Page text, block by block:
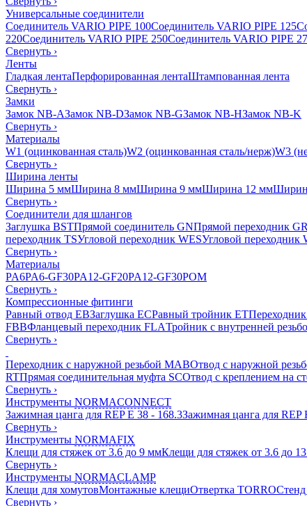
Универсальные соединители
Соединитель VARIO PIPE 100Соединитель VARIO PIPE 125
220Соединитель VARIO PIPE 250Соединитель VARIO PIPE
Свернуть ›
Ленты
Гладкая лентаПерфорированная лентаШтампованная лента
Свернуть ›
Замки
Замок NB-AЗамок NB-DЗамок NB-GЗамок NB-HЗамок NB-K
Свернуть ›
Материалы
W1 (оцинкованная сталь)W2 (оцинкованная сталь/нерж)W3
Свернуть ›
Ширина ленты
Ширина 5 ммШирина 8 ммШирина 9 ммШирина 12 мм
Свернуть ›
Соединители для шлангов
Заглушка BSTПрямой соединитель GNПрямой переходник
переходник TSУгловой переходник WESУгловой переходник
Свернуть ›
Материалы
PA6PA6-GF30PA12-GF20PA12-GF30POM
Свернуть ›
Компрессионные фитинги
Равный отвод EBЗаглушка ECРавный тройник ET
FBBФланцевый переходник FLAТройник с внутренней
Свернуть ›
Переходник с наружной резьбой MABОтвод с наружной
RTПрямая соединительная муфта SCОтвод с креплением на
Свернуть ›
Инструменты NORMACONNECT
Зажимная цанга для REP E 38 - 168.3Зажимная цанга для REP
Свернуть ›
Инструменты NORMAFIX
Клещи для стяжек от 3.6 до 9 ммКлещи для стяжек от 3.6 до
Свернуть ›
Инструменты NORMACLAMP
Клещи для хомутовМонтажные клещиОтвертка TORRO
Свернуть ›